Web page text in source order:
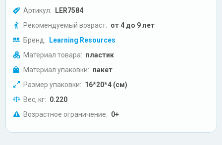
Артикул: LER7584
Рекомендуемый возраст: от 4 до 9 лет
Бренд: Learning Resources
Материал товара: пластик
Материал упаковки: пакет
Размер упаковки: 16*20*4 (см)
Вес, кг: 0.220
Возрастное ограничение: 0+